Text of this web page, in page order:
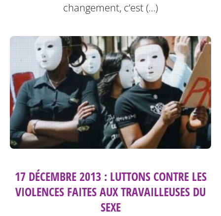
changement, c’est (…)
17 DÉCEMBRE 2013 : LUTTONS CONTRE LES
VIOLENCES FAITES AUX TRAVAILLEUSES DU
SEXE